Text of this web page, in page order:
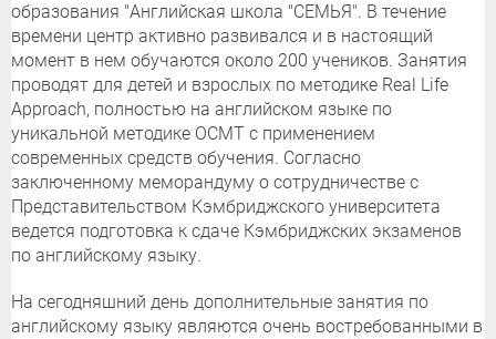
образования "Английская школа "СЕМЬЯ". В течение
времени центр активно развивался и в настоящий
момент в нем обучаются около 200 учеников. Занятия
проводят для детей и взрослых по методике Real Life
Approach, полностью на английском языке по
уникальной методике ОСМТ с применением
современных средств обучения. Согласно
заключенному меморандуму о сотрудничестве с
Представительством Кэмбриджского университета
ведется подготовка к сдаче Кэмбриджских экзаменов
по английскому языку.
На сегодняшний день дополнительные занятия по
английскому языку являются очень востребованными в